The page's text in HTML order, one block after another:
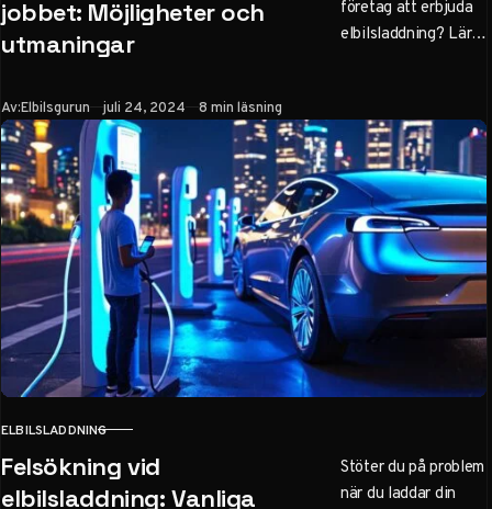
jobbet: Möjligheter och
utmaningar
företag att erbjuda
elbilsladdning? Lär
laddning på
arbetsplatsen.
Av:Elbilsgurun Publicerad
juli 24, 2024 8 min läsning
KATEGORI
ELBILSLADDNING
Felsökning vid
elbilsladdning: Vanliga
Stöter du på problem
när du laddar din